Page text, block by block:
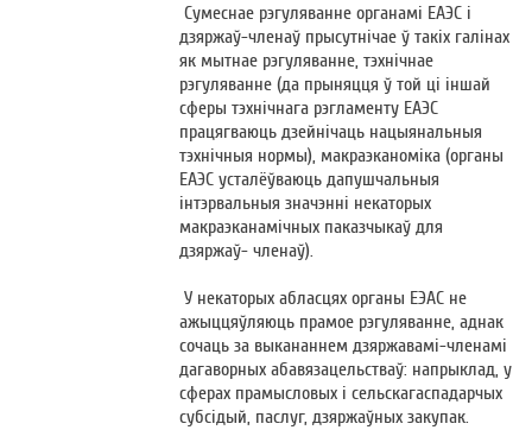
Сумеснае рэгуляванне органамі ЕАЭС і
дзяржаў-членаў прысутнічае ў такіх галінах
як мытнае рэгуляванне, тэхнічнае
рэгуляванне (да прыняцця ў той ці іншай
сферы тэхнічнага рэгламенту ЕАЭС
працягваюць дзейнічаць нацыянальныя
тэхнічныя нормы), макраэканоміка (органы
ЕАЭС усталёўваюць дапушчальныя
інтэрвальныя значэнні некаторых
макраэканамічных паказчыкаў для
дзяржаў- членаў).
У некаторых абласцях органы ЕЭАС не
ажыццяўляюць прамое рэгуляванне, аднак
сочаць за выкананнем дзяржавамі-членамі
дагаворных абавязацельстваў: напрыклад, у
сферах прамысловых і сельскагаспадарчых
субсідый, паслуг, дзяржаўных закупак.